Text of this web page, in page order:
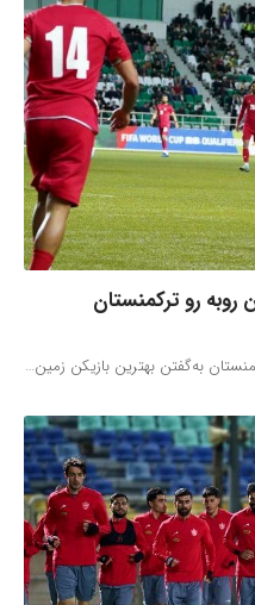
رو ترکمنستان
به‌گفتن بهترین بازیکن زمین…